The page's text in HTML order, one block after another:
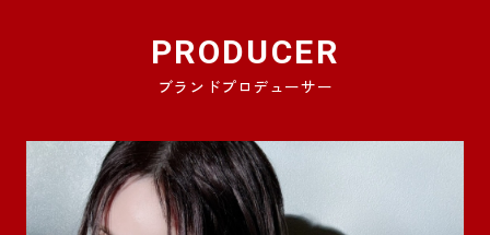
PRODUCER
ブランドプロデューサー